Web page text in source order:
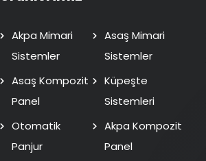
Akpa Mimari
Sistemler
Asaş Mimari
Sistemler
Asaş Kompozit
Panel
Küpeşte
Sistemleri
Otomatik
Panjur
Akpa Kompozit
Panel